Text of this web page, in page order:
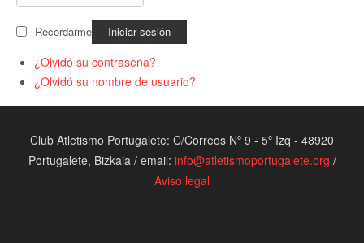
Recordarme
¿Olvidó su contraseña?
¿Olvidó su nombre de usuario?
Club Atletismo Portugalete: C/Correos Nº 9 - 5º Izq - 48920
Portugalete, Bizkaia / email: info@atletismoportugalete.org /
Aviso legal